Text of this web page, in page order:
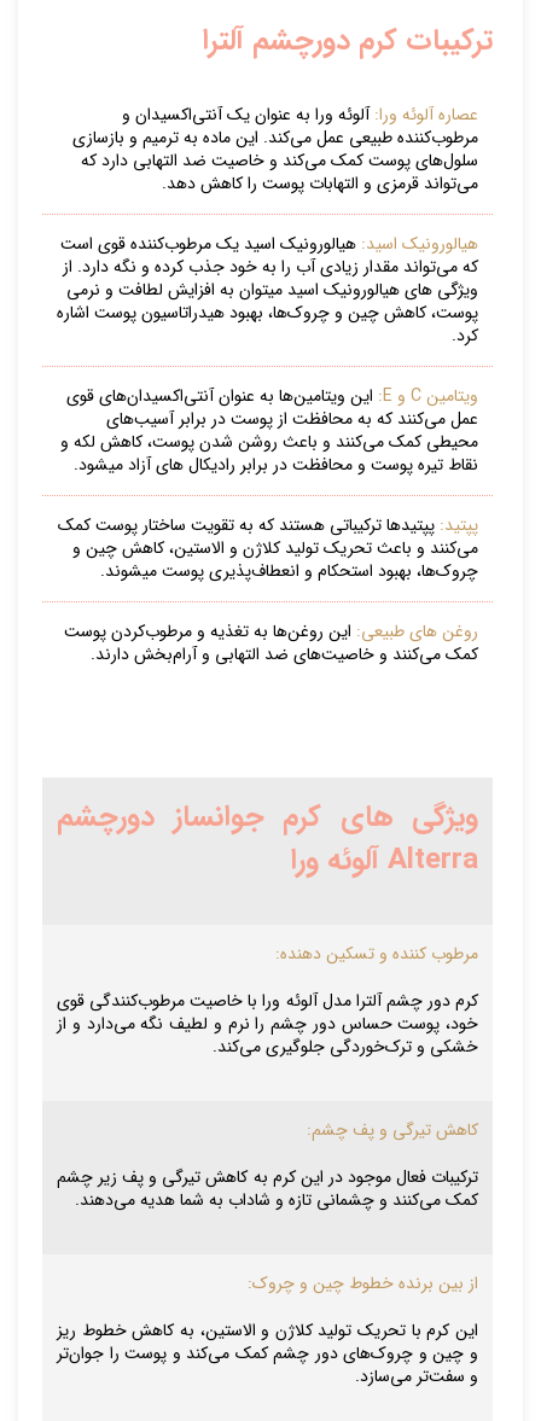
ترکیبات کرم دورچشم آلترا
عصاره آلوئه ورا:آلوئه ورا به عنوان یک آنتی‌اکسیدان و
مرطوب‌کننده طبیعی عمل می‌کند. این ماده به ترمیم و بازسازی
سلول‌های پوست کمک می‌کند و خاصیت ضد التهابی دارد که
می‌تواند قرمزی و التهابات پوست را کاهش دهد.
هیالورونیک اسید: هیالورونیک اسید یک مرطوب‌کننده قوی است
که می‌تواند مقدار زیادی آب را به خود جذب کرده و نگه دارد. از
ویژگی های هیالورونیک اسید میتوان به افزایش لطافت و نرمی
پوست، کاهش چین و چروک‌ها، بهبود هیدراتاسیون پوست اشاره
کرد.
ویتامین C و E:
این ویتامین‌ها به عنوان آنتی‌اکسیدان‌های قوی
عمل می‌کنند که به محافظت از پوست در برابر آسیب‌های
محیطی کمک می‌کنند و باعث روشن شدن پوست، کاهش لکه و
نقاط تیره پوست و محافظت در برابر رادیکال های آزاد میشود.
پپتید: پپتیدها ترکیباتی هستند که به تقویت ساختار پوست کمک
می‌کنند و باعث تحریک تولید کلاژن و الاستین، کاهش چین و
چروک‌ها، بهبود استحکام و انعطاف‌پذیری پوست میشوند.
روغن های طبیعی: این روغن‌ها به تغذیه و مرطوب‌کردن پوست
کمک می‌کنند و خاصیت‌های ضد التهابی و آرام‌بخش دارند.
ویژگی های کرم جوانساز دورچشم
Alterra آلوئه ورا
مرطوب کننده و تسکین دهنده:
کرم دور چشم آلترا مدل آلوئه ورا با خاصیت مرطوب‌کنندگی قوی
خود، پوست حساس دور چشم را نرم و لطیف نگه می‌دارد و از
خشکی و ترک‌خوردگی جلوگیری می‌کند.
کاهش تیرگی و پف چشم:
ترکیبات فعال موجود در این کرم به کاهش تیرگی و پف زیر چشم
کمک می‌کنند و چشمانی تازه و شاداب به شما هدیه می‌دهند.
از بین برنده خطوط چین و چروک:
این کرم با تحریک تولید کلاژن و الاستین، به کاهش خطوط ریز
و چین و چروک‌های دور چشم کمک می‌کند و پوست را جوان‌تر
و سفت‌تر می‌سازد.